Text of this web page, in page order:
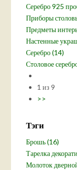
Серебро 925
Приборы
Предметы
Настенные
Серебро (14)
Столовое
1 из 9
>>
Тэги
Брошь (16)
Тарелка
Молоток